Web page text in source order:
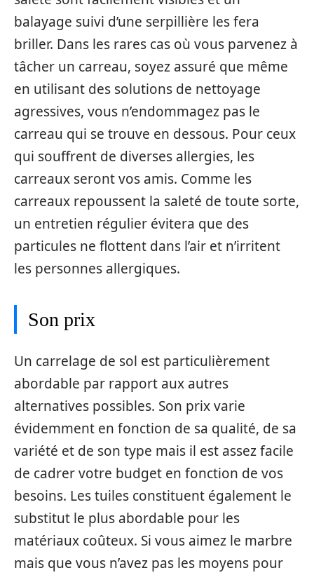
balayage suivi d’une serpillière les fera
briller. Dans les rares cas où vous parvenez à
tâcher un carreau, soyez assuré que même
en utilisant des solutions de nettoyage
agressives, vous n’endommagez pas le
carreau qui se trouve en dessous. Pour ceux
qui souffrent de diverses allergies, les
carreaux seront vos amis. Comme les
carreaux repoussent la saleté de toute sorte,
un entretien régulier évitera que des
particules ne flottent dans l’air et n’irritent
les personnes allergiques.
Son prix
Un carrelage de sol est particulièrement
abordable par rapport aux autres
alternatives possibles. Son prix varie
évidemment en fonction de sa qualité, de sa
variété et de son type mais il est assez facile
de cadrer votre budget en fonction de vos
besoins. Les tuiles constituent également le
substitut le plus abordable pour les
matériaux coûteux. Si vous aimez le marbre
mais que vous n’avez pas les moyens pour